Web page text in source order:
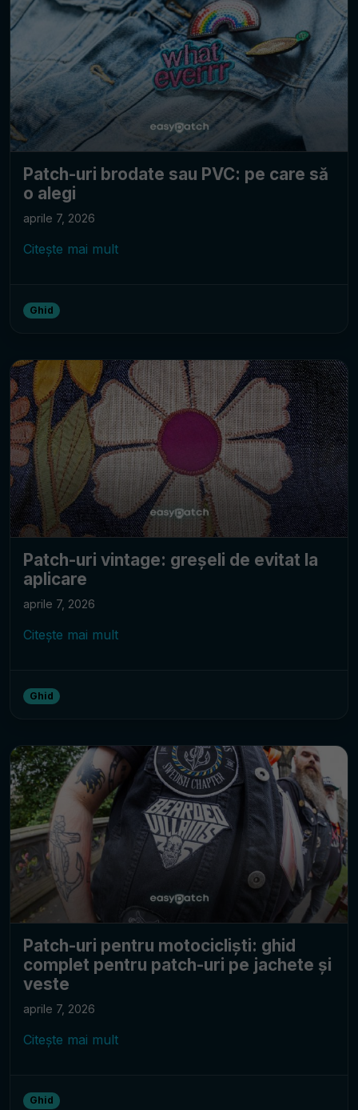
Patch-uri brodate sau PVC: pe care să
o alegi
aprile 7, 2026
Citește mai mult
Ghid
Patch-uri vintage: greșeli de evitat la
aplicare
aprile 7, 2026
Citește mai mult
Ghid
Patch-uri pentru motocicliști: ghid
complet pentru patch-uri pe jachete și
veste
aprile 7, 2026
Citește mai mult
Ghid